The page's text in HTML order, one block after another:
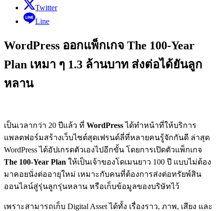
Twitter
Line
WordPress ออกแพ็กเกจ The 100-Year
Plan เหมา ๆ 1.3 ล้านบาท ส่งต่อได้ยันลูก
หลาน
เป็นเวลากว่า 20 ปีแล้ว ที่ WordPressได้ทำหน้าที่ให้บริการ
แพลตฟอร์มสร้างเว็บไซต์สุดเฟรนด์ลี่ที่หลายคนรู้จักกันดี ล่าสุด
WordPress ได้อัปเกรดตัวเองไปอีกขั้น โดยการเปิดตัวแพ็กเกจ
The 100-Year Plan ให้เป็นเจ้าของโดเมนยาว 100 ปี แบบไม่ต้อง
มาคอยนั่งต่ออายุใหม่ เหมาะกับคนที่ต้องการส่งต่อทรัยพ์สิน
ออนไลน์สู่รุ่นลูกรุ่นหลาน หรือเก็บข้อมูลของบริษัทไว้
เพราะสามารถเก็บ Digital Asset ได้ทั้ง เรื่องราว, ภาพ, เสียง และ